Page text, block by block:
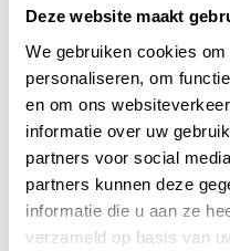
Deze website maakt
We gebruiken cookies
personaliseren, om
en om ons
informatie over uw
partners voor social
partners kunnen deze
informatie die u aan ze
verzameld op basis van
Casper wou natuurlijk ook
hij
(Ik vermoed